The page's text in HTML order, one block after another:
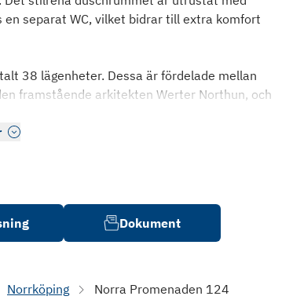
separat WC, vilket bidrar till extra komfort
38 lägenheter. Dessa är fördelade mellan
framstående arkitekten Werter Northun, och
Dokument
Norrköping Norra Promenaden 124